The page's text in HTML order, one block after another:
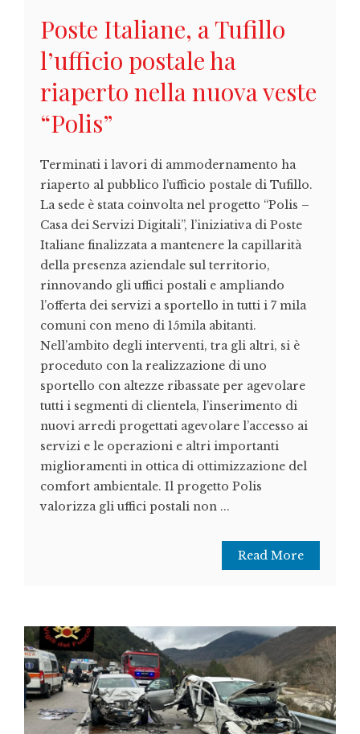
Poste Italiane, a Tufillo
l’ufficio postale ha
riaperto nella nuova veste
“Polis”
Terminati i lavori di ammodernamento ha
riaperto al pubblico l’ufficio postale di Tufillo.
La sede è stata coinvolta nel progetto “Polis –
Casa dei Servizi Digitali”, l’iniziativa di Poste
Italiane finalizzata a mantenere la capillarità
della presenza aziendale sul territorio,
rinnovando gli uffici postali e ampliando
l’offerta dei servizi a sportello in tutti i 7 mila
comuni con meno di 15mila abitanti.
Nell’ambito degli interventi, tra gli altri, si è
proceduto con la realizzazione di uno
sportello con altezze ribassate per agevolare
tutti i segmenti di clientela, l’inserimento di
nuovi arredi progettati agevolare l’accesso ai
servizi e le operazioni e altri importanti
miglioramenti in ottica di ottimizzazione del
comfort ambientale. Il progetto Polis
valorizza gli uffici postali non ...
Read More